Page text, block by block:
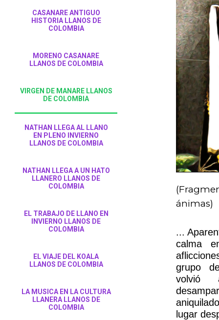
CASANARE ANTIGUO
HISTORIA LLANOS DE
COLOMBIA
MORENO CASANARE
LLANOS DE COLOMBIA
VIRGEN DE MANARE LLANOS
DE COLOMBIA
NATHAN LLEGA AL LLANO
EN PLENO INVIERNO
LLANOS DE COLOMBIA
NATHAN LLEGA A UN HATO
LLANERO LLANOS DE
COLOMBIA
EL TRABAJO DE LLANO EN
INVIERNO LLANOS DE
COLOMBIA
EL VIAJE DEL KOALA
LLANOS DE COLOMBIA
LA MUSICA EN LA CULTURA
LLANERA LLANOS DE
COLOMBIA
ánimas)
...
calma
grupo
volvió
lugar